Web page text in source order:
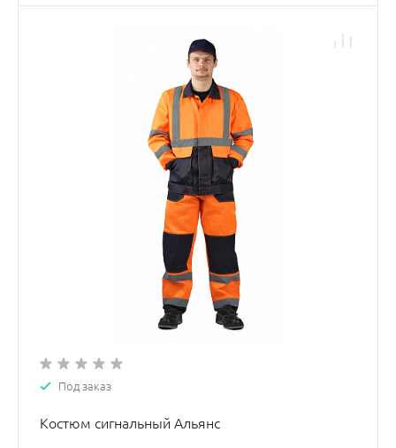
Под заказ
Костюм сигнальный Альянс